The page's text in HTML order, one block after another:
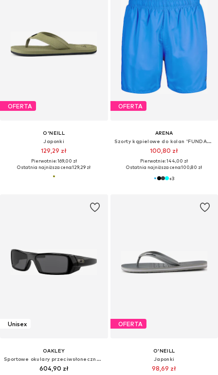
OFERTA
O'NEILL
Japonki
129,29 zł
Pierwotnie: 169,00 zł
Ostatnia najniższa cena:129,29 zł
OFERTA
ARENA
Szorty kąpielowe do kolan 'FUNDAMENTALS BOXER R'
100,80 zł
Pierwotnie: 144,00 zł
Ostatnia najniższa cena:100,80 zł
+3
Unisex
OAKLEY
Sportowe okulary przeciwsłoneczne 'GASCAN'
604,90 zł
OFERTA
O'NEILL
Japonki
98,69 zł